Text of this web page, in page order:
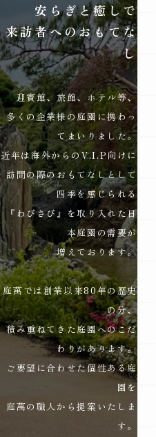
安らぎと癒しで
来訪者へのおもてな
し
迎賓館、旅館、ホテル等、
多くの企業様の庭園に携わっ
てまいりました。
近年は海外からのV.I.P向けに
訪問の際のおもてなしとして
四季を感じられる
『わびさび』を取り入れた日
本庭園の需要が
増えております。
庭萬では創業以来80年の歴史
の分、
積み重ねてきた庭園へのこだ
わりがあります。
ご要望に合わせた個性ある庭
園を
庭萬の職人から提案いたしま
す。